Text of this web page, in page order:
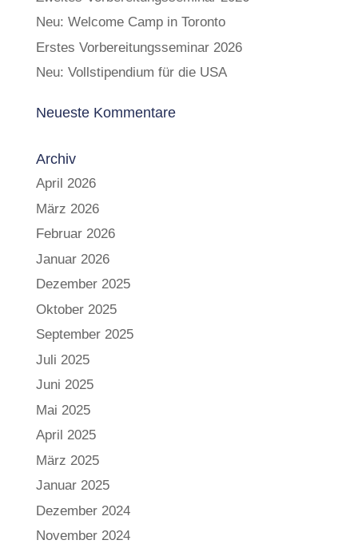
Neu: Welcome Camp in Toronto
Erstes Vorbereitungsseminar 2026
Neu: Vollstipendium für die USA
Neueste Kommentare
Archiv
April 2026
März 2026
Februar 2026
Januar 2026
Dezember 2025
Oktober 2025
September 2025
Juli 2025
Juni 2025
Mai 2025
April 2025
März 2025
Januar 2025
Dezember 2024
November 2024